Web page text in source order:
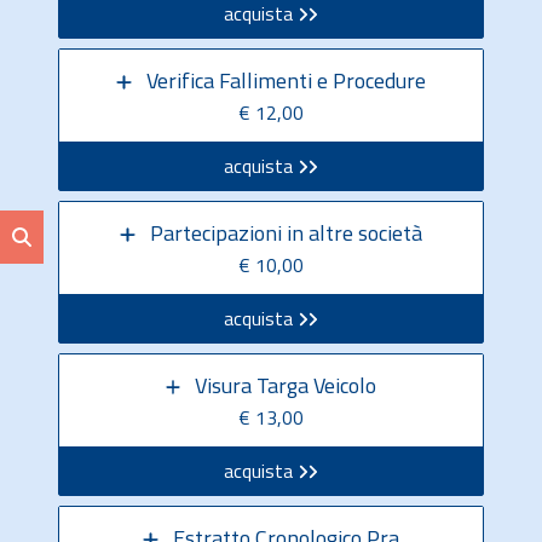
acquista
Verifica Fallimenti e Procedure
€ 12,00
acquista
Partecipazioni in altre società
€ 10,00
acquista
Visura Targa Veicolo
€ 13,00
acquista